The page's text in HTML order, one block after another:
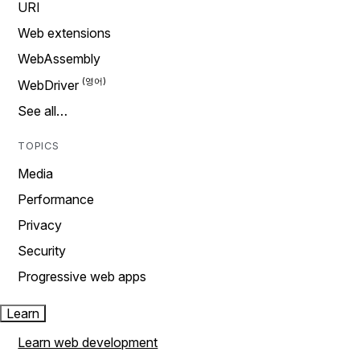
URI
Web extensions
WebAssembly
WebDriver
See all…
TOPICS
Media
Performance
Privacy
Security
Progressive web apps
Learn
Learn web development